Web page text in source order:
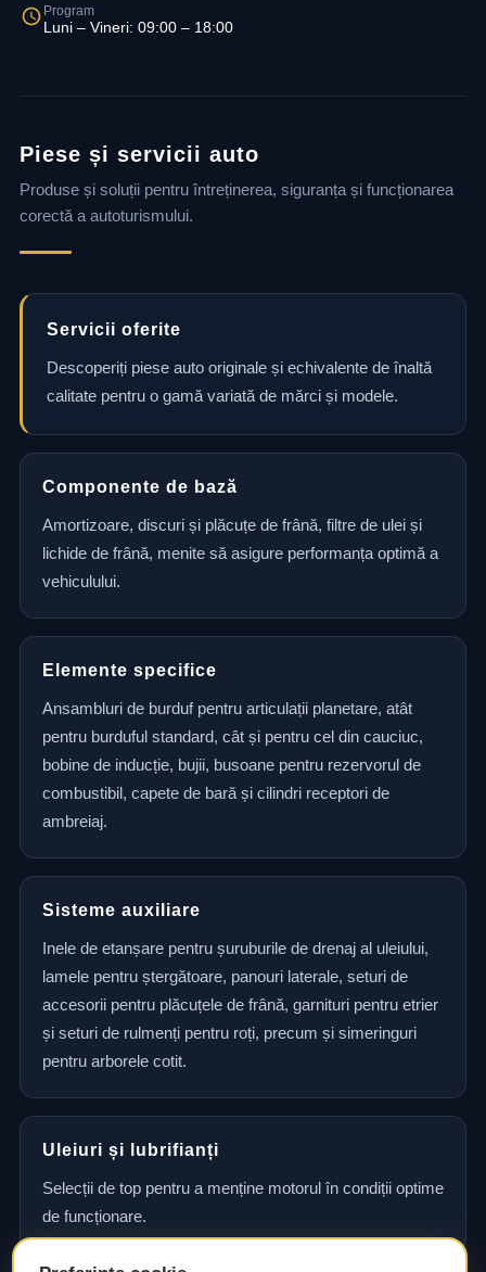
Program
Luni – Vineri: 09:00 – 18:00
Piese și servicii auto
Produse și soluții pentru întreținerea, siguranța și funcționarea
corectă a autoturismului.
Servicii oferite
Descoperiți piese auto originale și echivalente de înaltă
calitate pentru o gamă variată de mărci și modele.
Componente de bază
Amortizoare, discuri și plăcuțe de frână, filtre de ulei și
lichide de frână, menite să asigure performanța optimă a
vehiculului.
Elemente specifice
Ansambluri de burduf pentru articulații planetare, atât
pentru burduful standard, cât și pentru cel din cauciuc,
bobine de inducție, bujii, busoane pentru rezervorul de
combustibil, capete de bară și cilindri receptori de
ambreiaj.
Sisteme auxiliare
Inele de etanșare pentru șuruburile de drenaj al uleiului,
lamele pentru ștergătoare, panouri laterale, seturi de
accesorii pentru plăcuțele de frână, garnituri pentru etrier
și seturi de rulmenți pentru roți, precum și simeringuri
pentru arborele cotit.
Uleiuri și lubrifianți
Selecții de top pentru a menține motorul în condiții optime
de funcționare.